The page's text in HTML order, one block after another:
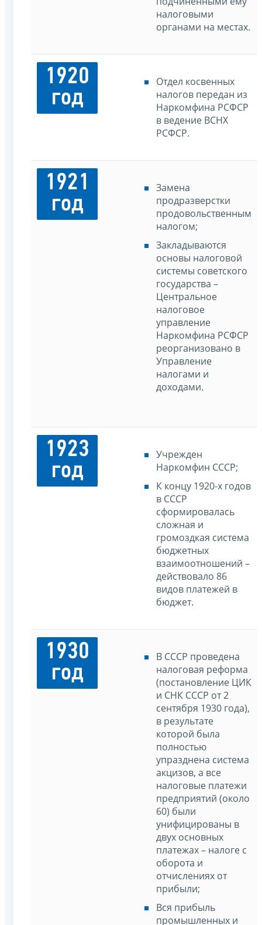
налоговыми
органами на местах.
1920
год
Отдел косвенных
налогов передан из
Наркомфина РСФСР
в ведение ВСНХ
РСФСР.
1921
год
Замена
продразверстки
продовольственным
налогом;
Закладываются
основы налоговой
системы советского
государства –
Центральное
налоговое
управление
Наркомфина РСФСР
реорганизовано в
Управление
налогами и
доходами.
1923
год
Учрежден
Наркомфин СССР;
К концу 1920-х годов
в СССР
сформировалась
сложная и
громоздкая система
бюджетных
взаимоотношений –
действовало 86
видов платежей в
бюджет.
1930
год
В СССР проведена
налоговая реформа
(постановление ЦИК
и СНК СССР от 2
сентября 1930 года),
в результате
которой была
полностью
упразднена система
акцизов, а все
налоговые платежи
предприятий (около
60) были
унифицированы в
двух основных
платежах – налоге с
оборота и
отчислениях от
прибыли;
Вся прибыль
промышленных и